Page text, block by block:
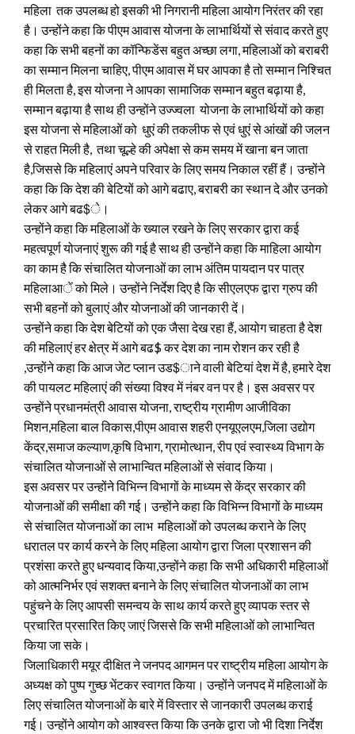
महिला तक उपलब्ध हो इसकी भी निगरानी महिला आयोग निरंतर की रहा
है। उन्होंने कहा कि पीएम आवास योजना के लाभार्थियों से संवाद करते हुए
कहा कि सभी बहनों का कॉन्फिडेंस बहुत अच्छा लगा, महिलाओं को बराबरी
का सम्मान मिलना चाहिए, पीएम आवास में घर आपका है तो सम्मान निश्चित
ही मिलता है, इस योजना ने आपका सामाजिक सम्मान बहुत बढ़ाया है,
सम्मान बढ़ाया है साथ ही उन्होंने उज्ज्वला योजना के लाभार्थियों को कहा
इस योजना से महिलाओं को धुएं की तकलीफ से एवं धुएं से आंखों की जलन
से राहत मिली है, तथा चूल्हे की अपेक्षा से कम समय में खाना बन जाता
है,जिससे कि महिलाएं अपने परिवार के लिए समय निकाल रहीं हैं। उन्होंने
कहा कि कि देश की बेटियों को आगे बढाए, बराबरी का स्थान दे और उनको
लेकर आगे बढ$े।
उन्होंने कहा कि महिलाओं के ख्याल रखने के लिए सरकार द्वारा कई
महत्वपूर्ण योजनाएं शुरू की गई है साथ ही उन्होंने कहा कि माहिला आयोग
का काम है कि संचालित योजनाओं का लाभ अंतिम पायदान पर पात्र
महिलाआें को मिले। उन्होंने निर्देश दिए है कि सीएलएफ द्वारा ग्रुप की
सभी बहनों को बुलाएं और योजनाओं की जानकारी दें।
उन्होंने कहा कि देश बेटियों को एक जैसा देख रहा हैं, आयोग चाहता है देश
की महिलाएं हर क्षेत्र में आगे बढ$ कर देश का नाम रोशन कर रही है
,उन्होंने कहा कि आज जेट प्लान उड$ाने वाली बेटियां देश में है, हमारे देश
की पायलट महिलाएं की संख्या विश्व में नंबर वन पर है। इस अवसर पर
उन्होंने प्रधानमंत्री आवास योजना, राष्ट्रीय ग्रामीण आजीविका
मिशन,महिला बाल विकास,पीएम आवास शहरी एनयूएलएम,जिला उद्योग
केंद्र,समाज कल्याण,कृषि विभाग, ग्रामोत्थान, रीप एवं स्वास्थ्य विभाग के
संचालित योजनाओं से लाभान्वित महिलाओं से संवाद किया।
इस अवसर पर उन्होंने विभिन्न विभागों के माध्यम से केंद्र सरकार की
योजनाओं की समीक्षा की गई। उन्होंने कहा कि विभिन्न विभागों के माध्यम
से संचालित योजनाओं का लाभ महिलाओं को उपलब्ध कराने के लिए
धरातल पर कार्य करने के लिए महिला आयोग द्वारा जिला प्रशासन की
प्रशंसा करते हुए धन्यवाद किया,उन्होंने कहा कि सभी अधिकारी महिलाओं
को आत्मनिर्भर एवं सशक्त बनाने के लिए संचालित योजनाओं का लाभ
पहुंचने के लिए आपसी समन्वय के साथ कार्य करते हुए व्यापक स्तर से
प्रचारित प्रसारित किए जाएं जिससे कि सभी महिलाओं को लाभान्वित
किया जा सके।
जिलाधिकारी मयूर दीक्षित ने जनपद आगमन पर राष्ट्रीय महिला आयोग के
अध्यक्ष को पुष्प गुच्छ भेंटकर स्वागत किया। उन्होंने जनपद में महिलाओं के
लिए संचालित योजनाओं के बारे में विस्तार से जानकारी उपलब्ध कराई
गई। उन्होंने आयोग को आश्वस्त किया कि उनके द्वारा जो भी दिशा निर्देश